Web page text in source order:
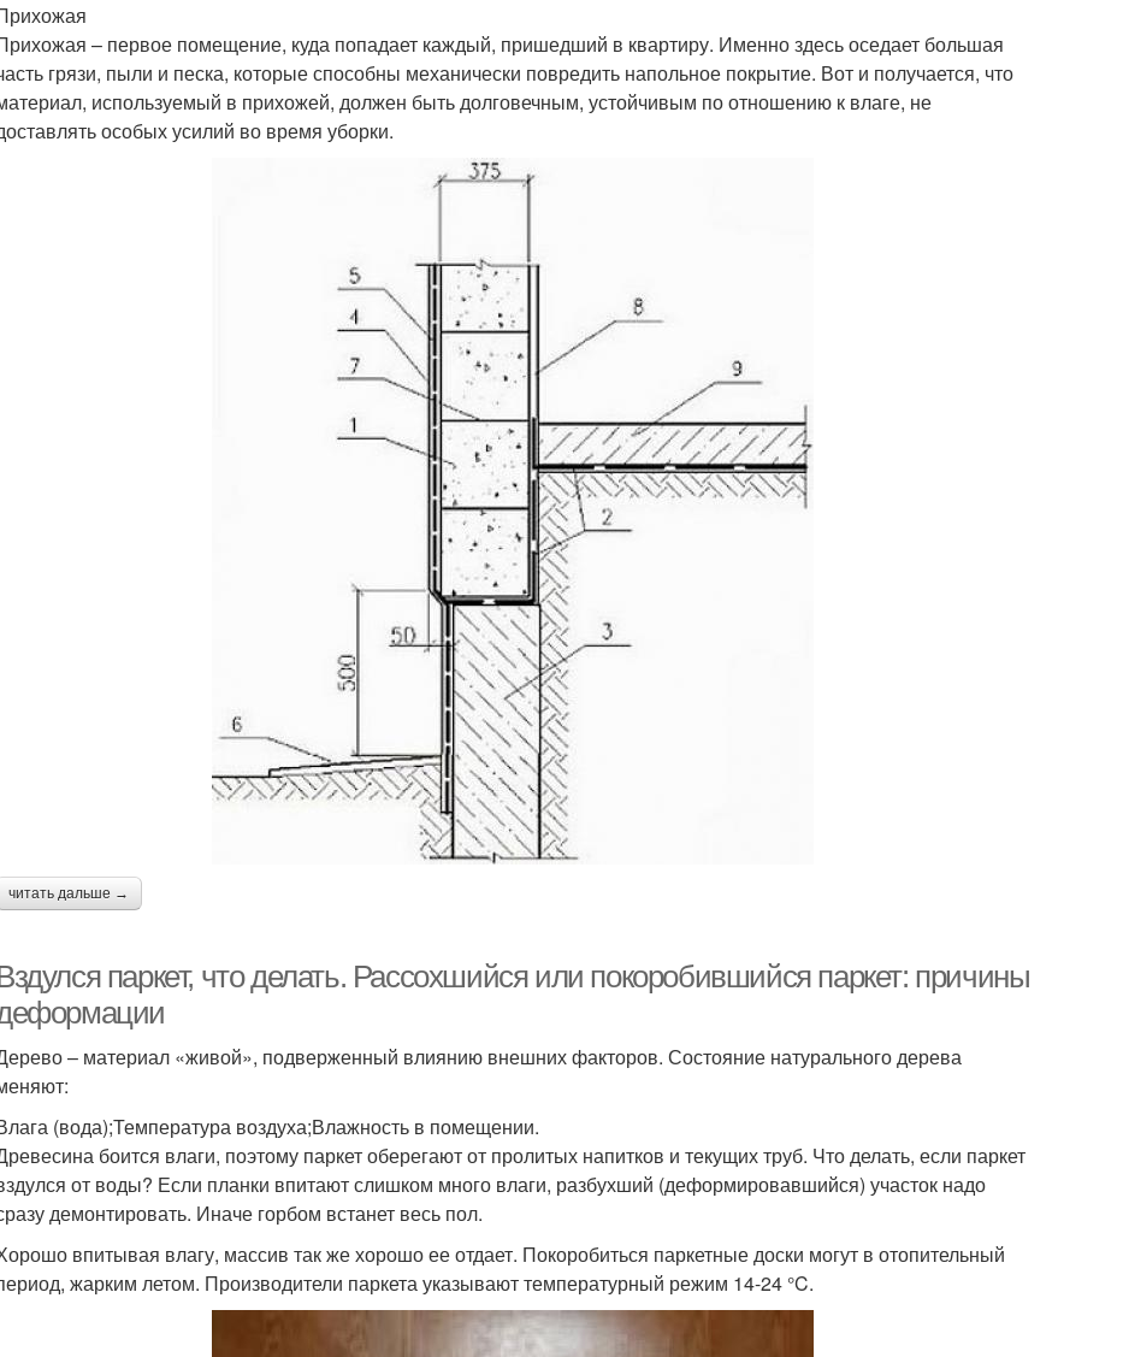
– первое помещение, куда попадает каждый, пришедший в квартиру. Именно здесь оседает большая
грязи, пыли и песка, которые способны механически повредить напольное покрытие. Вот и получается, что
используемый в прихожей, должен быть долговечным, устойчивым по отношению к влаге, не
особых усилий во время уборки.
читать дальше →
паркет, что делать. Рассохшийся или покоробившийся паркет: причины
– материал «живой», подверженный влиянию внешних факторов. Состояние натурального дерева
(вода);Температура воздуха;Влажность в помещении.
боится влаги, поэтому паркет оберегают от пролитых напитков и текущих труб. Что делать, если паркет
от воды? Если планки впитают слишком много влаги, разбухший (деформировавшийся) участок надо
демонтировать. Иначе горбом встанет весь пол.
впитывая влагу, массив так же хорошо ее отдает. Покоробиться паркетные доски могут в отопительный
жарким летом. Производители паркета указывают температурный режим 14-24 °C.